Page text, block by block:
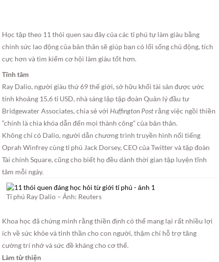
Học tập theo 11 thói quen sau đây của các tỉ phú tự làm giàu bằng
chính sức lao động của bản thân sẽ giúp bạn có lối sống chủ động, tích
cực hơn và tìm kiếm cơ hội làm giàu tốt hơn.
Tĩnh tâm
Ray Dalio, người giàu thứ 69 thế giới, sở hữu khối tài sản được ước
tính khoảng 15,6 tỉ USD, nhà sáng lập tập đoàn Quản lý đầu tư
Bridgewater Associates, chia sẻ với Huffington Post rằng việc ngồi thiền
“chính là chìa khóa dẫn đến mọi thành công” của bản thân.
Không chỉ có Dalio, người dẫn chương trình truyền hình nổi tiếng
Oprah Winfrey cùng tỉ phú Jack Dorsey, CEO của Twitter và tập đoàn
Tài chính Square, cũng cho biết họ đều dành thời gian tập luyện tĩnh
tâm mỗi ngày.
Tỉ phú Ray Dalio –Ảnh: Reuters
Khoa học đã chứng minh rằng thiền định có thể mang lại rất nhiều lợi
ích về sức khỏe và tinh thần cho con người, thậm chí hỗ trợ tăng
cường trí nhớ và sức đề kháng cho cơ thể.
Làm từ thiện